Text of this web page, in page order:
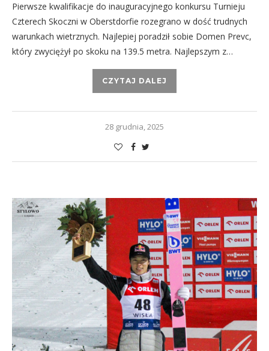
Pierwsze kwalifikacje do inauguracyjnego konkursu Turnieju
Czterech Skoczni w Oberstdorfie rozegrano w dość trudnych
warunkach wietrznych. Najlepiej poradził sobie Domen Prevc,
który zwyciężył po skoku na 139.5 metra. Najlepszym z…
CZYTAJ DALEJ
28 grudnia, 2025